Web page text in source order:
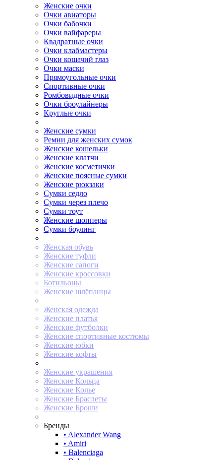
Женские очки
Очки авиаторы
Очки бабочки
Очки вайфареры
Квадратные очки
Очки клабмастеры
Очки кошачий глаз
Очки маски
Прямоугольные очки
Спортивные очки
Ромбовидные очки
Очки броулайнеры
Круглые очки
Женские сумки
Ремни для женских сумок
Женские кошельки
Женские клатчи
Женские косметички
Женские поясные сумки
Женские рюкзаки
Сумки седло
Сумки через плечо
Сумки тоут
Женские шопперы
Сумки боулинг
Женская обувь
Женские туфли
Женские сапоги
Женские кроссовки
Ботильоны
Женские шлёпанцы
Женская одежда
Женские платья
Женские футболки
Женские спортивные костюмы
Женские юбки
Женские кофты
Женские украшения
Женские Кольца
Женские Колье
Женские Браслеты
Женские Броши
Бренды
• Alexander Wang
• Amiri
• Balenciaga